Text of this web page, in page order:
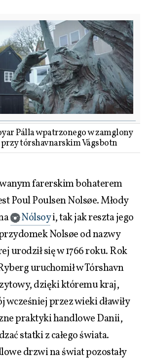
Pálla wpatrzonego w zamglony
tórshavnarskim Vágsbotn
farerskim bohaterem
Poul Poulsen Nolsøe. Młody
Nólsoyi, tak jak reszta jego
Nolsøe od nazwy
urodził się w 1766 roku. Rok
uruchomił w Tórshavn
dzięki któremu kraj,
wcześniej przez wieki dławiły
praktyki handlowe Danii,
statki z całego świata.
drzwi na świat pozostały